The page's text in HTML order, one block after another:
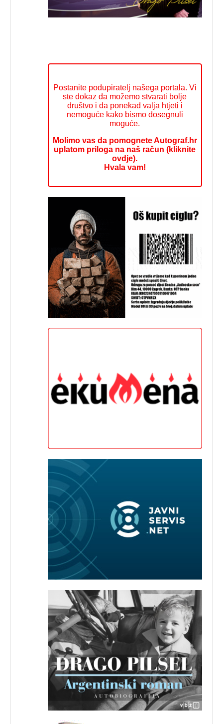
Postanite podupiratelj našega portala. Vi
ste dokaz da možemo stvarati bolje
društvo i da ponekad valja htjeti i
nemoguće kako bismo dosegnuli
moguće.
Molimo vas da pomognete Autograf.hr
uplatom priloga na naš račun (kliknite
ovdje).
Hvala vam!